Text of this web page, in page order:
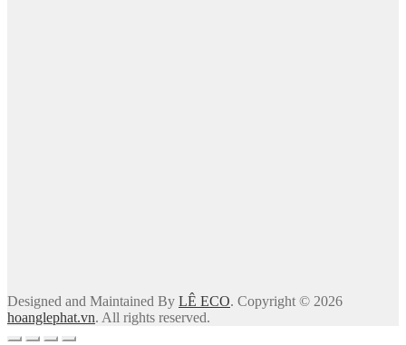
Designed and Maintained By LÊ ECO. Copyright © 2026
hoanglephat.vn. All rights reserved.